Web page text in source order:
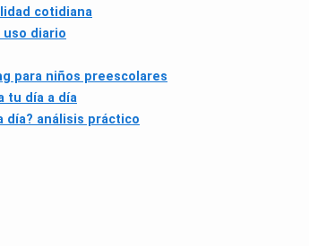
cotidiana
uso diario
para niños preescolares
tu día a día
día? análisis práctico